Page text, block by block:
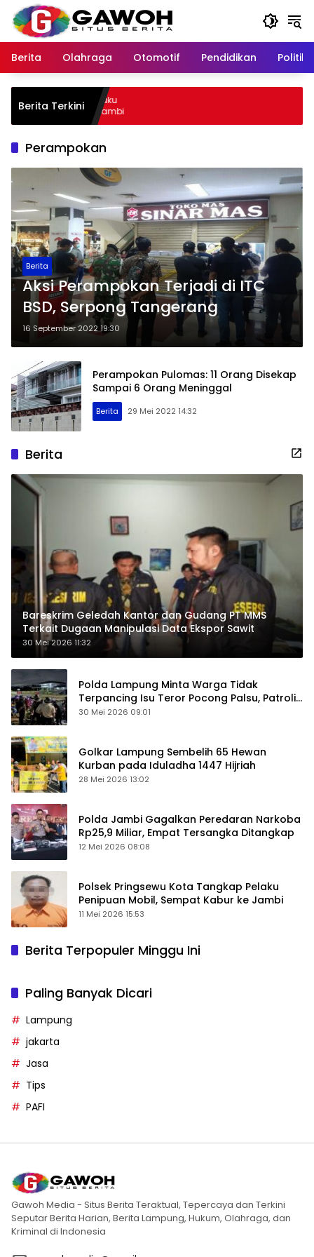
Langsung
konten
Berita
Olahraga Otomotif Pendidikan Politik
Berita Terkini
Tangkap Pelaku
Kabur ke Jambi
Perampokan
Berita
Aksi Perampokan Terjadi di ITC
BSD, Serpong Tangerang
16 September 2022 19:30
Perampokan Pulomas: 11 Orang Disekap
Sampai 6 Orang Meninggal
Berita 29 Mei 2022 14:32
Berita
Bareskrim Geledah Kantor dan Gudang PT MMS
Terkait Dugaan Manipulasi Data Ekspor Sawit
30 Mei 2026 11:32
Polda Lampung Minta Warga Tidak
Terpancing Isu Teror Pocong Palsu, Patroli
Keamanan Ditingkatkan
30 Mei 2026 09:01
Golkar Lampung Sembelih 65 Hewan
Kurban pada Iduladha 1447 Hijriah
28 Mei 2026 13:02
Polda Jambi Gagalkan Peredaran Narkoba
Rp25,9 Miliar, Empat Tersangka Ditangkap
12 Mei 2026 08:08
Polsek Pringsewu Kota Tangkap Pelaku
Penipuan Mobil, Sempat Kabur ke Jambi
11 Mei 2026 15:53
Berita Terpopuler Minggu Ini
Paling Banyak Dicari
Lampung
jakarta
Jasa
Tips
PAFI
Gawoh Media - Situs Berita Teraktual, Tepercaya dan Terkini
Seputar Berita Harian, Berita Lampung, Hukum, Olahraga, dan
Kriminal di Indonesia